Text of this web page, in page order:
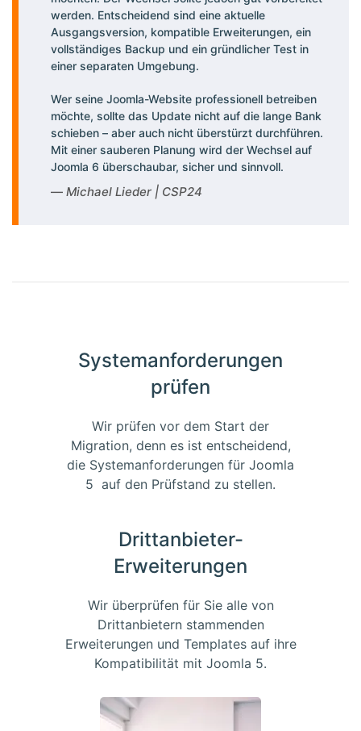
werden. Entscheidend sind eine aktuelle
Ausgangsversion, kompatible Erweiterungen, ein
vollständiges Backup und ein gründlicher Test in
einer separaten Umgebung.
Wer seine Joomla-Website professionell betreiben
möchte, sollte das Update nicht auf die lange Bank
schieben – aber auch nicht überstürzt durchführen.
Mit einer sauberen Planung wird der Wechsel auf
Joomla 6 überschaubar, sicher und sinnvoll.
Michael Lieder | CSP24
Systemanforderungen
prüfen
Wir prüfen vor dem Start der
Migration, denn es ist entscheidend,
die Systemanforderungen für Joomla
5 auf den Prüfstand zu stellen.
Drittanbieter-
Erweiterungen
Wir überprüfen für Sie alle von
Drittanbietern stammenden
Erweiterungen und Templates auf ihre
Kompatibilität mit Joomla 5.